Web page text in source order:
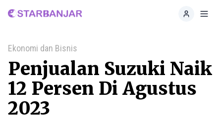
Home
Ekonomi dan Bisnis
Penjualan Suzuki Naik
12 Persen Di Agustus
2023